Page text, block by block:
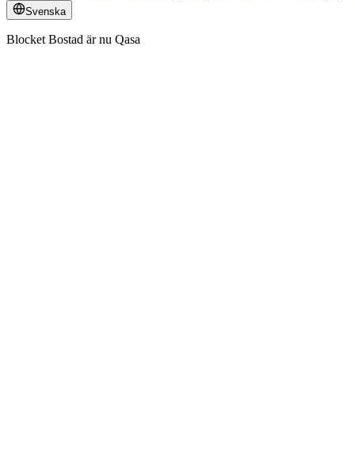
Svenska
Blocket Bostad är nu Qasa